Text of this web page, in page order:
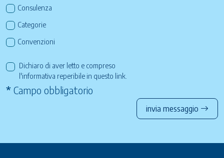
Consulenza
Categorie
Convenzioni
Dichiaro di aver letto e compreso
l'informativa reperibile in questo link
* Campo obbligatorio
invia messaggio